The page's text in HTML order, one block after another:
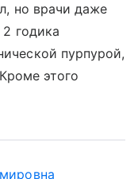
но врачи даже
годика
пурпурой,
этого